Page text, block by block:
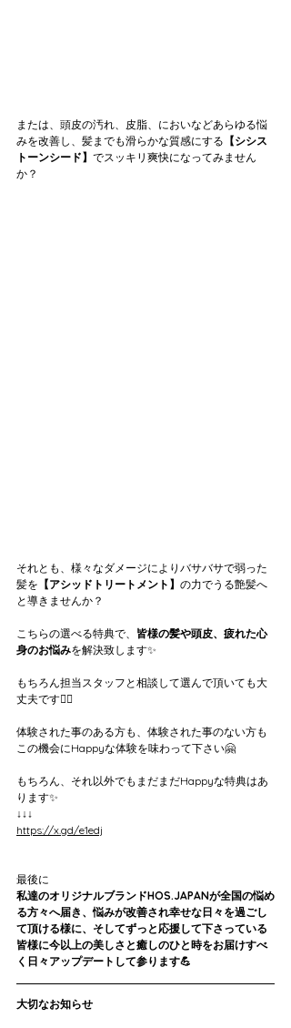
または、頭皮の汚れ、皮脂、においなどあらゆる悩
みを改善し、髪までも滑らかな質感にする 【シシス
トーンシード】 でスッキリ爽快になってみません
か？
それとも、様々なダメージによりバサバサで弱った
髪を 【アシッドトリートメント】 の力でうる艶髪へ
と導きませんか？
こちらの選べる特典で、 皆様の髪や頭皮、疲れた心
身のお悩みを解決致します✨
もちろん担当スタッフと相談して選んで頂いても大
丈夫です🙆‍♀️
体験された事のある方も、体験された事のない方も
この機会にHappyな体験を味わって下さい🤗
もちろん、それ以外でもまだまだHappyな特典はあ
ります✨
↓↓↓
https://x.gd/e1edj
最後に
私達のオリジナルブランドHOS.JAPANが全国の悩め
る方々へ届き、悩みが改善され幸せな日々を過ごし
て頂ける様に、そしてずっと応援して下さっている
皆様に今以上の美しさと癒しのひと時をお届けすべ
く日々アップデートして参ります💪
大切なお知らせ